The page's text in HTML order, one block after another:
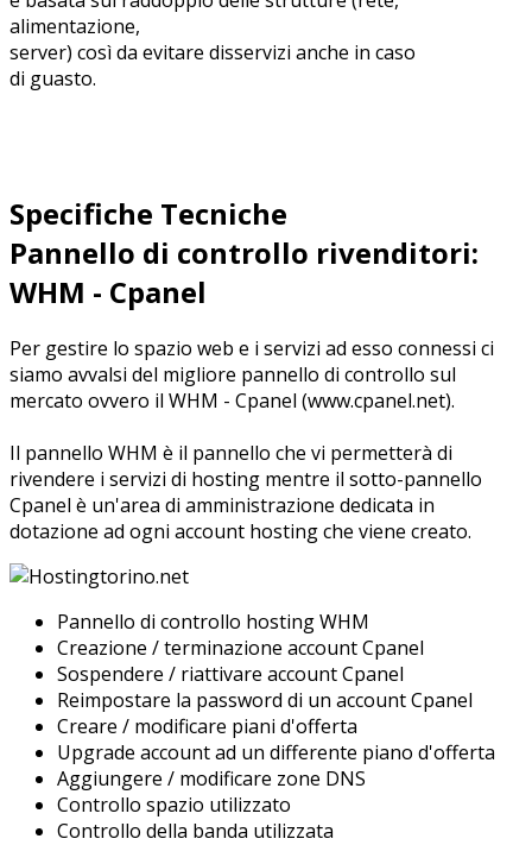
alimentazione,
server) così da evitare disservizi anche in caso
di guasto.
Specifiche Tecniche
Pannello di controllo rivenditori:
WHM - Cpanel
Per gestire lo spazio web e i servizi ad esso connessi ci
siamo avvalsi del migliore pannello di controllo sul
mercato ovvero il WHM - Cpanel (www.cpanel.net).
Il pannello WHM è il pannello che vi permetterà di
rivendere i servizi di hosting mentre il sotto-pannello
Cpanel è un'area di amministrazione dedicata in
dotazione ad ogni account hosting che viene creato.
Pannello di controllo hosting WHM
Creazione / terminazione account Cpanel
Sospendere / riattivare account Cpanel
Reimpostare la password di un account Cpanel
Creare / modificare piani d'offerta
Upgrade account ad un differente piano d'offerta
Aggiungere / modificare zone DNS
Controllo spazio utilizzato
Controllo della banda utilizzata